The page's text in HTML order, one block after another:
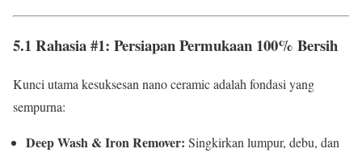
5.1 Rahasia #1: Persiapan Permukaan 100% Bersih
Kunci utama kesuksesan nano ceramic adalah fondasi yang
sempurna:
Deep Wash & Iron Remover: Singkirkan lumpur, debu, dan